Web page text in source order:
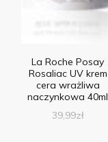
La Roche Posay
Rosaliac UV krem
cera wrażliwa
naczynkowa 40ml
39,99zł